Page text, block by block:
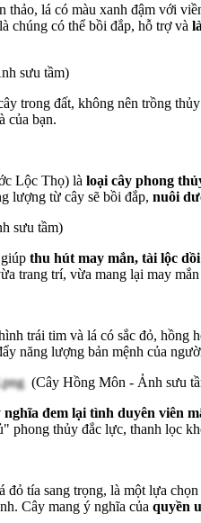
thảo, lá có màu xanh đậm với
chúng có thể bồi đắp, hỗ trợ và
sưu tầm)
trong đất, không nên trồng
của bạn.
Lộc Thọ) là loại cây phong
lượng từ cây sẽ bồi đắp, nuôi
sưu tầm)
thu hút may mắn, tài lộc
trang trí, vừa mang lại may
trái tim và lá có sắc đỏ, hồng
năng lượng bản mệnh của
(Cây Hồng Môn - Ảnh sưu
đem lại tình duyên viên
phong thủy đắc lực, thanh lọc
đỏ tía sang trọng, là một lựa
Cây mang ý nghĩa của quyền